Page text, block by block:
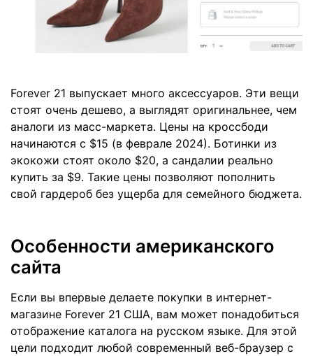
Forever 21 выпускает много аксессуаров. Эти вещи
стоят очень дешево, а выглядят оригинальнее, чем
аналоги из масс-маркета. Цены на кроссбоди
начинаются с $15 (в феврале 2024). Ботинки из
экокожи стоят около $20, а сандалии реально
купить за $9. Такие цены позволяют пополнить
свой гардероб без ущерба для семейного бюджета.
Особенности американского
сайта
Если вы впервые делаете покупки в интернет-
магазине Forever 21 США, вам может понадобиться
отображение каталога на русском языке. Для этой
цели подходит любой современный веб-браузер с